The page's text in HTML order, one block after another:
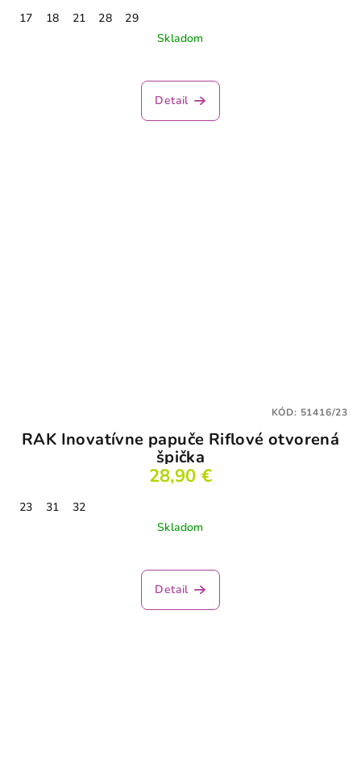
17 18 21 28
29
Skladom
Detail
RAK Inovatívne papuče Riflové otvorená
špička
28,90 €
23 31
32
Skladom
Detail
KÓD: 51416/23